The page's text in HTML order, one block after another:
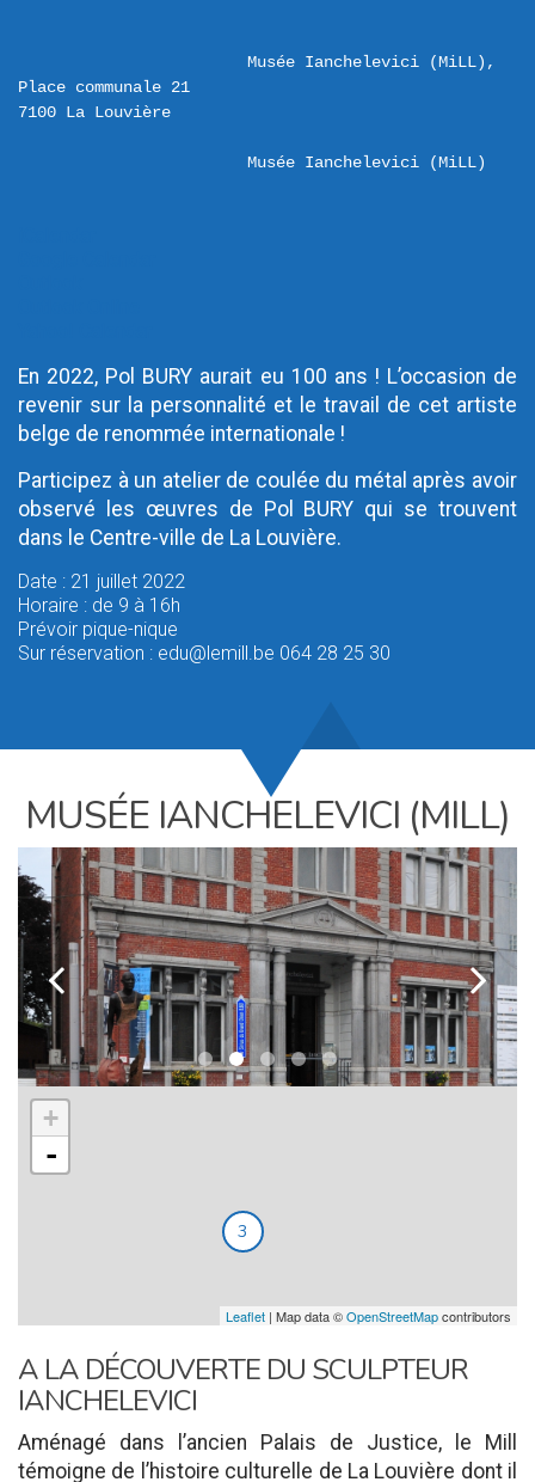
Musée Ianchelevici (MiLL),
Place communale 21
Musée Ianchelevici (MiLL)
En 2022, Pol BURY aurait eu 100 ans ! L’occasion de
revenir sur la personnalité et le travail de cet artiste
belge de renommée internationale !
Participez à un atelier de coulée du métal après avoir
observé les œuvres de Pol BURY qui se trouvent
dans le Centre-ville de La Louvière.
Date : 21 juillet 2022
Horaire : de 9 à 16h
Prévoir pique-nique
Sur réservation : edu@lemill.be 064 28 25 30
MUSÉE IANCHELEVICI (MILL)
k l
3
+
-
Leaflet | Map data ©OpenStreetMapcontributors
A LA DÉCOUVERTE DU SCULPTEUR
IANCHELEVICI
Aménagé dans l’ancien Palais de Justice, le Mill
témoigne de l’histoire culturelle de La Louvière dont il